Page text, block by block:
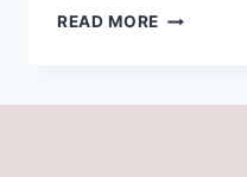
READ MORE ITBP